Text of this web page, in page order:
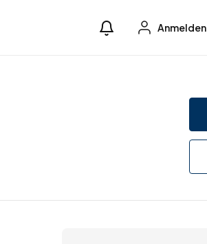
Anmelden